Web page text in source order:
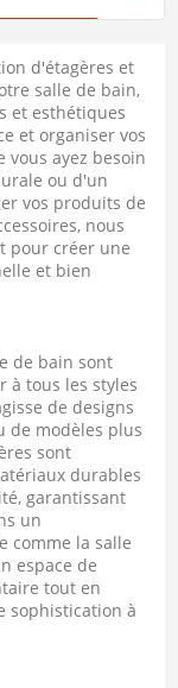
d'étagères et
salle de bain,
et esthétiques
et organiser vos
vous ayez besoin
ou d'un
vos produits de
nous
pour créer une
et bien
de bain sont
à tous les styles
de designs
de modèles plus
sont
durables
garantissant
un
comme la salle
espace de
tout en
sophistication à